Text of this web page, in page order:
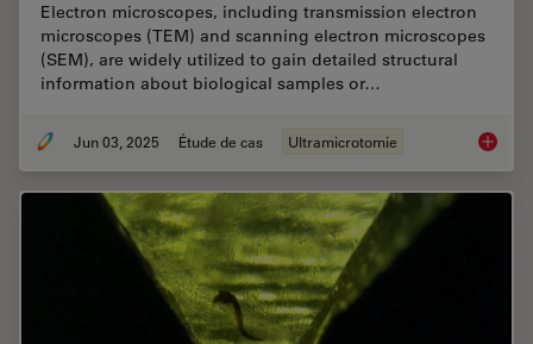
Electron microscopes, including transmission electron
microscopes (TEM) and scanning electron microscopes
(SEM), are widely utilized to gain detailed structural
information about biological samples or…
Jun 03, 2025 Étude de cas Ultramicrotomie How